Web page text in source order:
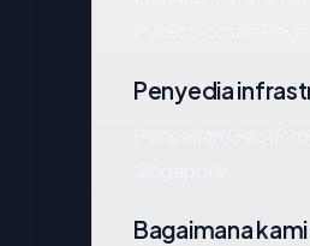
Penyedia
Bagaimana